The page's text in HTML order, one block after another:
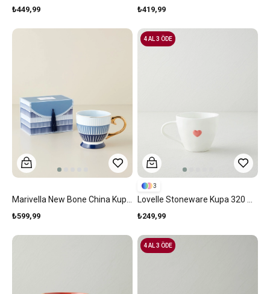
₺449,99 ₺419,99
₺599,99 ₺249,99
3
4 AL 3 ÖDE
4 AL 3 ÖDE